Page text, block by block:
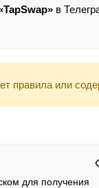
в
правила или
для получения